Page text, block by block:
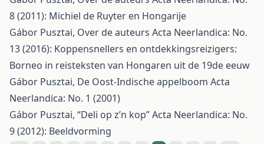
8 (2011): Michiel de Ruyter en Hongarije
Gábor Pusztai, Over de auteurs Acta Neerlandica: No.
13 (2016): Koppensnellers en ontdekkingsreizigers:
Borneo in reisteksten van Hongaren uit de 19de eeuw
Gábor Pusztai, De Oost-Indische appelboom Acta
Neerlandica: No. 1 (2001)
Gábor Pusztai, “Deli op z’n kop”Acta Neerlandica: No.
9 (2012): Beeldvorming